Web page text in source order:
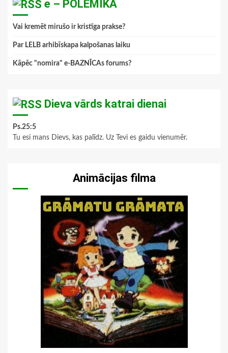
e – POLEMIKA
Vai kremēt mirušo ir kristīga prakse?
Par LELB arhibīskapa kalpošanas laiku
Kāpēc "nomira" e-BAZNĪCAs forums?
Dieva vārds katrai dienai
Ps.25:5
Tu esi mans Dievs, kas palīdz. Uz Tevi es gaidu vienumēr.
Animācijas filma